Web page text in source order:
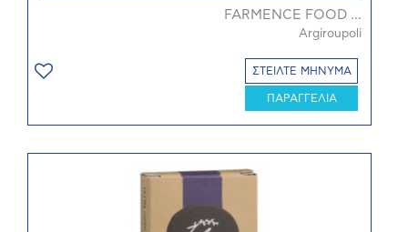
FARMENCE FOOD ...
Argiroupoli
ΣΤΕΙΛΤΕ ΜΗΝΥΜΑ
ΠΑΡΑΓΓΕΛΙΑ